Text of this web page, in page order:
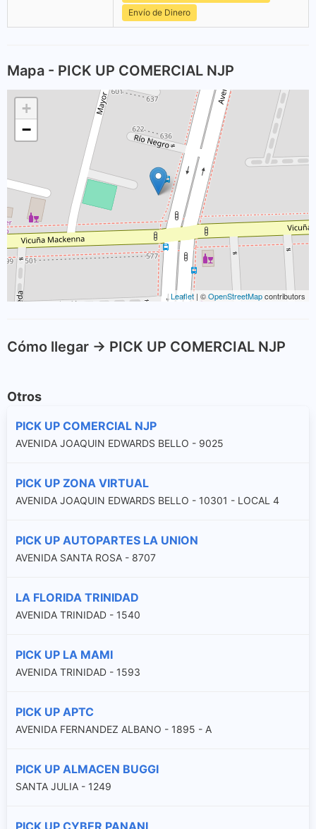
Envío de Dinero
Mapa - PICK UP COMERCIAL NJP
+
−
Leaflet | ©OpenStreetMapcontributors
Cómo llegar -> PICK UP COMERCIAL NJP
Otros
PICK UP COMERCIAL NJP
AVENIDA JOAQUIN EDWARDS BELLO - 9025
PICK UP ZONA VIRTUAL
AVENIDA JOAQUIN EDWARDS BELLO - 10301 - LOCAL 4
PICK UP AUTOPARTES LA UNION
AVENIDA SANTA ROSA - 8707
LA FLORIDA TRINIDAD
AVENIDA TRINIDAD - 1540
PICK UP LA MAMI
AVENIDA TRINIDAD - 1593
PICK UP APTC
AVENIDA FERNANDEZ ALBANO - 1895 - A
PICK UP ALMACEN BUGGI
SANTA JULIA - 1249
PICK UP CYBER PANANI